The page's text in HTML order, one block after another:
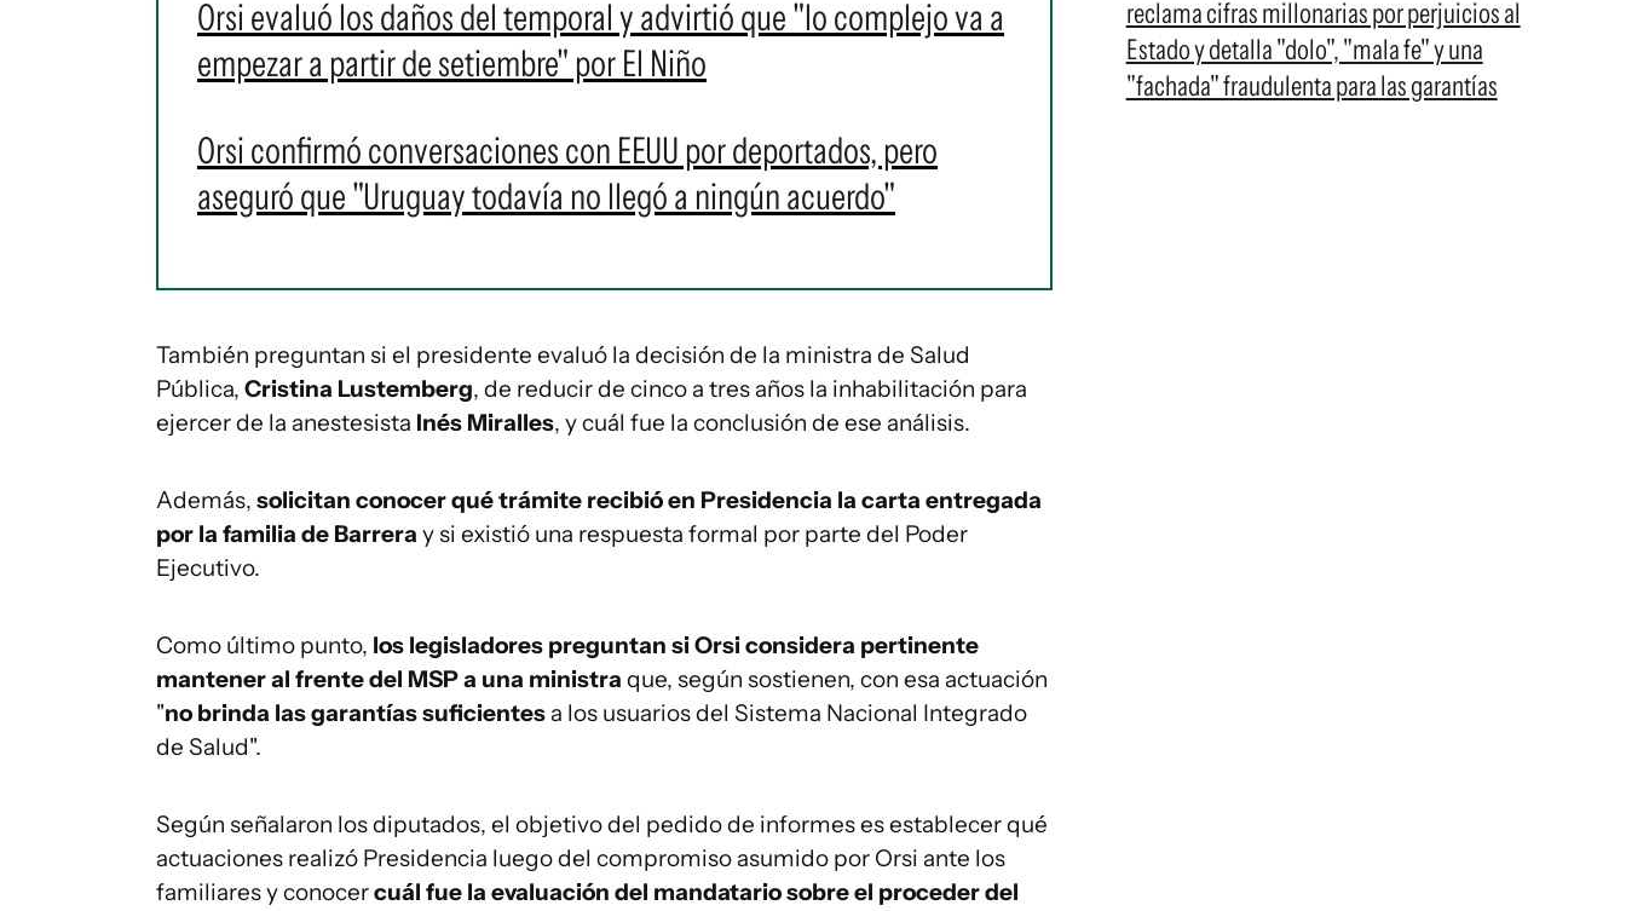
Orsi evaluó los daños del temporal y advirtió que "lo complejo va a
empezar a partir de setiembre" por El Niño
Orsi confirmó conversaciones con EEUU por deportados, pero
aseguró que "Uruguay todavía no llegó a ningún acuerdo"
También preguntan si el presidente evaluó la decisión de la ministra de Salud
Pública, Cristina Lustemberg, de reducir de cinco a tres años la inhabilitación para
ejercer de la anestesista Inés Miralles, y cuál fue la conclusión de ese análisis.
Además, solicitan conocer qué trámite recibió en Presidencia la carta entregada
por la familia de Barrera y si existió una respuesta formal por parte del Poder
Ejecutivo.
Como último punto, los legisladores preguntan si Orsi considera pertinente
mantener al frente del MSP a una ministra que, según sostienen, con esa actuación
"no brinda las garantías suficientes a los usuarios del Sistema Nacional Integrado
de Salud".
Según señalaron los diputados, el objetivo del pedido de informes es establecer qué
actuaciones realizó Presidencia luego del compromiso asumido por Orsi ante los
familiares y conocercuál fue la evaluación del mandatario sobre el proceder del
reclama cifras millonarias por perjuicios al
Estado y detalla "dolo", "mala fe" y una
"fachada" fraudulenta para las garantías